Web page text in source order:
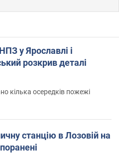
у Ярославлі і
розкрив деталі
кілька осередків пожежі
станцію в Лозовій на